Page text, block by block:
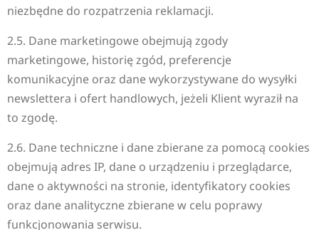
niezbędne do rozpatrzenia reklamacji.
2.5. Dane marketingowe obejmują zgody
marketingowe, historię zgód, preferencje
komunikacyjne oraz dane wykorzystywane do wysyłki
newslettera i ofert handlowych, jeżeli Klient wyraził na
to zgodę.
2.6. Dane techniczne i dane zbierane za pomocą cookies
obejmują adres IP, dane o urządzeniu i przeglądarce,
dane o aktywności na stronie, identyfikatory cookies
oraz dane analityczne zbierane w celu poprawy
funkcjonowania serwisu.